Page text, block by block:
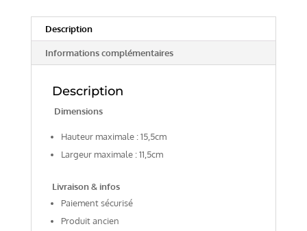
Description
Informations complémentaires
Description
Dimensions
Hauteur maximale : 15,5cm
Largeur maximale : 11,5cm
Livraison & infos
Paiement sécurisé
Produit ancien